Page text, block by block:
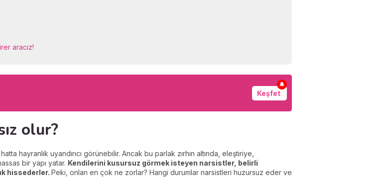
aracız!
Keşfet
🔔
olur?
hayranlık uyandırıcı görünebilir. Ancak bu parlak zırhın altında, eleştiriye,
bir yapı yatar. Kendilerini kusursuz görmek isteyen narsistler, belirli
hissederler. Peki, onları en çok ne zorlar? Hangi durumlar narsistleri huzursuz eder ve